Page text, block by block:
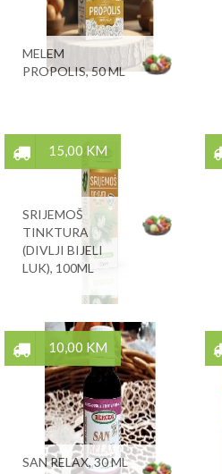
MELEM
PROPOLIS, 50 ML
15,00 KM
SRIJEMOŠ
TINKTURA
(DIVLJI BIJELI
LUK), 100ML
10,00 KM
SAN RELAX, 30 ML